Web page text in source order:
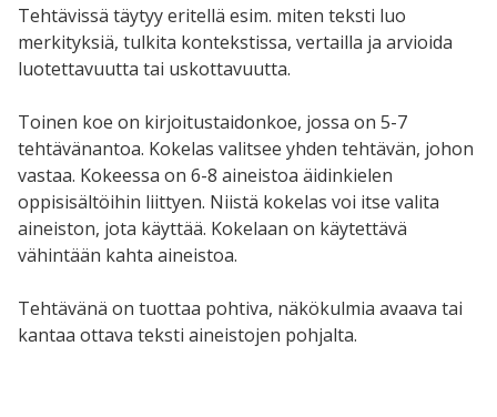
Tehtävissä täytyy eritellä esim. miten teksti luo
merkityksiä, tulkita kontekstissa, vertailla ja arvioida
luotettavuutta tai uskottavuutta.
Toinen koe on kirjoitustaidonkoe, jossa on 5-7
tehtävänantoa. Kokelas valitsee yhden tehtävän, johon
vastaa. Kokeessa on 6-8 aineistoa äidinkielen
oppisisältöihin liittyen. Niistä kokelas voi itse valita
aineiston, jota käyttää. Kokelaan on käytettävä
vähintään kahta aineistoa.
Tehtävänä on tuottaa pohtiva, näkökulmia avaava tai
kantaa ottava teksti aineistojen pohjalta.